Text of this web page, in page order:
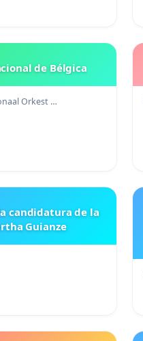
de Bélgica
Orkest …
candidatura de la
Guianze